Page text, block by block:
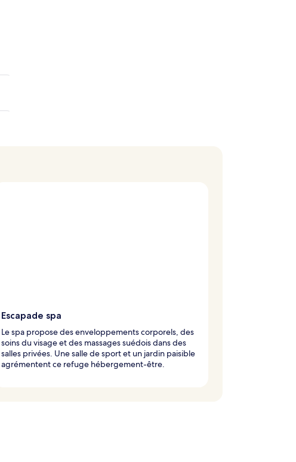
Escapade spa
Le spa propose des enveloppements corporels, des
soins du visage et des massages suédois dans des
salles privées. Une salle de sport et un jardin paisible
agrémentent ce refuge hébergement-être.